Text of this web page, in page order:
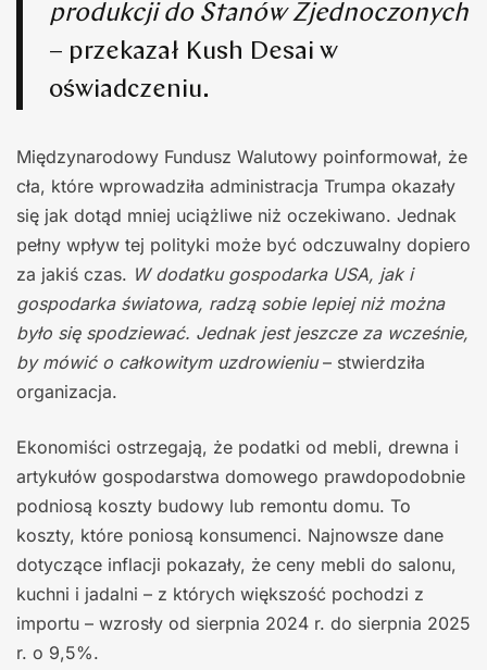
produkcji do Stanów Zjednoczonych
– przekazał Kush Desai w
oświadczeniu.
Międzynarodowy Fundusz Walutowy poinformował, że
cła, które wprowadziła administracja Trumpa okazały
się jak dotąd mniej uciążliwe niż oczekiwano. Jednak
pełny wpływ tej polityki może być odczuwalny dopiero
za jakiś czas. W dodatku gospodarka USA, jak i
gospodarka światowa, radzą sobie lepiej niż można
było się spodziewać. Jednak jest jeszcze za wcześnie,
by mówić o całkowitym uzdrowieniu– stwierdziła
organizacja.
Ekonomiści ostrzegają, że podatki od mebli, drewna i
artykułów gospodarstwa domowego prawdopodobnie
podniosą koszty budowy lub remontu domu. To
koszty, które poniosą konsumenci. Najnowsze dane
dotyczące inflacji pokazały, że ceny mebli do salonu,
kuchni i jadalni – z których większość pochodzi z
importu – wzrosły od sierpnia 2024 r. do sierpnia 2025
r. o 9,5%.